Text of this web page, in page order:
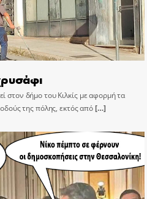
στον δήμο του Κιλκίς με αφορμή τα
της πόλης, εκτός από[…]